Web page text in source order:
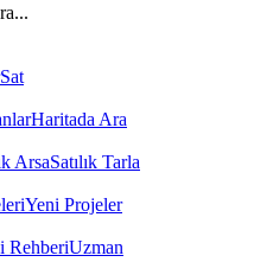
Sat
Haritada Ara
ArsaSatılık Tarla
Yeni Projeler
RehberiUzman